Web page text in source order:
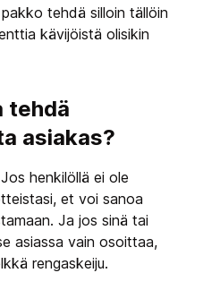
tehdä silloin tällöin
kävijöistä olisikin
tehdä
asiakas?
henkilöllä ei ole
et voi sanoa
Ja jos sinä tai
asiassa vain osoittaa,
rengaskeiju.